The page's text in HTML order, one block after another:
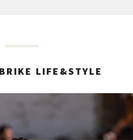
LIFE&STYLE